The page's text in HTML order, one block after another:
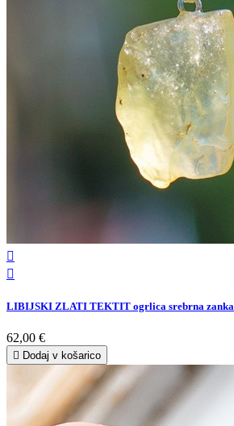


LIBIJSKI ZLATI TEKTIT ogrlica srebrna zanka
62,00 €
 Dodaj v košarico